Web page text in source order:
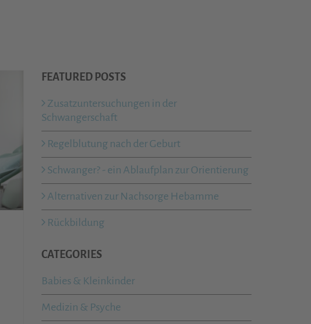
FEATURED POSTS
Zusatzuntersuchungen in der
Schwangerschaft
Regelblutung nach der Geburt
Schwanger? - ein Ablaufplan zur Orientierung
Alternativen zur Nachsorge Hebamme
Rückbildung
CATEGORIES
Babies & Kleinkinder
Medizin & Psyche